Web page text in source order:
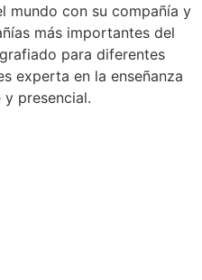
mundo con su compañía y
más importantes del
para diferentes
experta en la enseñanza
presencial.